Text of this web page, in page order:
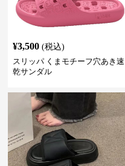
¥3,500 (税込)
スリッパ くまモチーフ穴あき速
乾サンダル